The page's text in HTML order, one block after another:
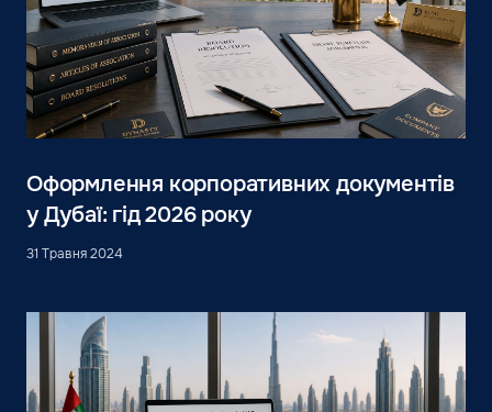
Оформлення корпоративних документів
у Дубаї: гід 2026 року
31 Травня 2024